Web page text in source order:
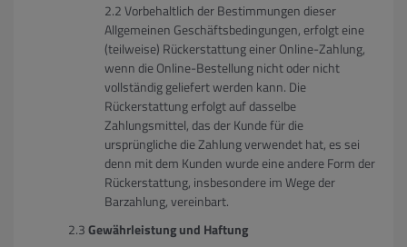
Vorbehaltlich der Bestimmungen dieser
Allgemeinen Geschäftsbedingungen, erfolgt eine
(teilweise) Rückerstattung einer Online-Zahlung,
wenn die Online-Bestellung nicht oder nicht
vollständig geliefert werden kann. Die
Rückerstattung erfolgt auf dasselbe
Zahlungsmittel, das der Kunde für die
ursprüngliche die Zahlung verwendet hat, es sei
denn mit dem Kunden wurde eine andere Form der
Rückerstattung, insbesondere im Wege der
Barzahlung, vereinbart.
Gewährleistung und Haftung